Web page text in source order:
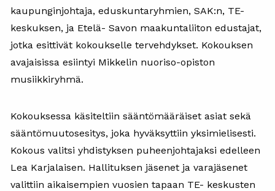
kaupunginjohtaja, eduskuntaryhmien, SAK:n, TE-
keskuksen, ja Etelä- Savon maakuntaliiton edustajat,
jotka esittivät kokoukselle tervehdykset. Kokouksen
avajaisissa esiintyi Mikkelin nuoriso-opiston
musiikkiryhmä.
Kokouksessa käsiteltiin sääntömääräiset asiat sekä
sääntömuutosesitys, joka hyväksyttiin yksimielisesti.
Kokous valitsi yhdistyksen puheenjohtajaksi edelleen
Lea Karjalaisen. Hallituksen jäsenet ja varajäsenet
valittiin aikaisempien vuosien tapaan TE- keskusten